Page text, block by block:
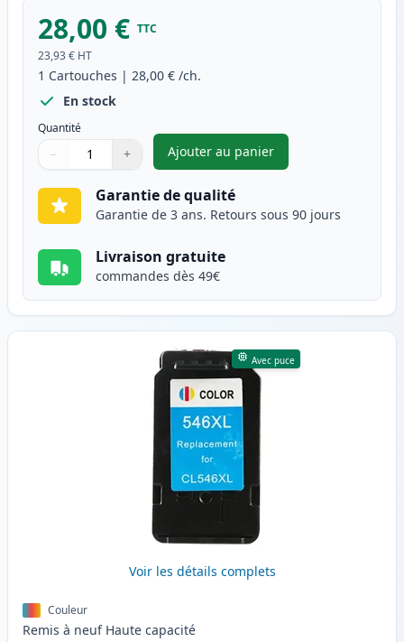
28,00 € TTC
23,93 € HT
1 Cartouches | 28,00 € /ch.
En stock
Quantité
Quantité
Utilisez les boutons pour ajuster
− +
Quantité
Ajouter au panier
,Canon PG-545XL cartouche
Garantie de qualité
Garantie de 3 ans. Retours sous 90 jours
Livraison gratuite
commandes dès 49€
Avec puce
Voir les détails complets
Couleur
Remis à neuf Haute capacité